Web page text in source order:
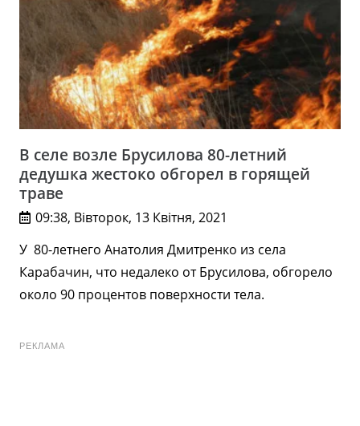
В селе возле Брусилова 80-летний
дедушка жестоко обгорел в горящей
траве
09:38, Вівторок, 13 Квітня, 2021
У 80-летнего Анатолия Дмитренко из села
Карабачин, что недалеко от Брусилова, обгорело
около 90 процентов поверхности тела.
РЕКЛАМА